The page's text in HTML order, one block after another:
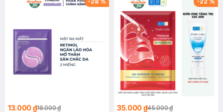
13.000 ₫18.000 ₫ 35.000 ₫45.000 ₫